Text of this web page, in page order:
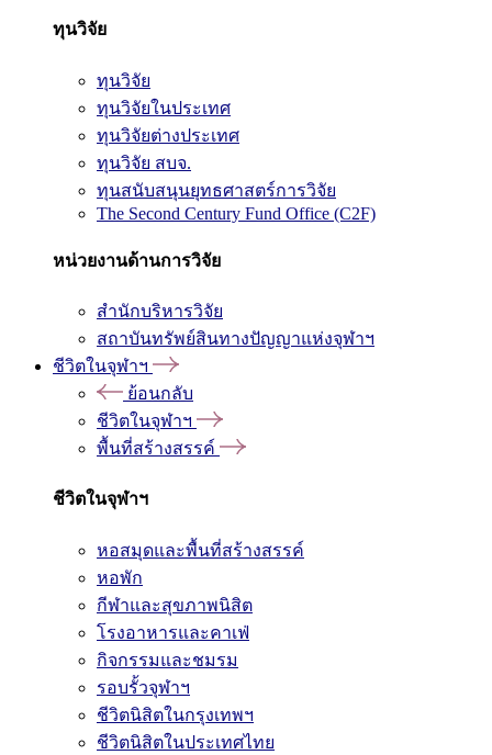
ทุนวิจัย
ทุนวิจัย
ทุนวิจัยในประเทศ
ทุนวิจัยต่างประเทศ
ทุนวิจัย สบจ.
ทุนสนับสนุนยุทธศาสตร์การวิจัย
The Second Century Fund Office (C2F)
หน่วยงานด้านการวิจัย
สำนักบริหารวิจัย
สถาบันทรัพย์สินทางปัญญาแห่งจุฬาฯ
ชีวิตในจุฬาฯ
ย้อนกลับ
ชีวิตในจุฬาฯ
พื้นที่สร้างสรรค์
ชีวิตในจุฬาฯ
หอสมุดและพื้นที่สร้างสรรค์
หอพัก
กีฬาและสุขภาพนิสิต
โรงอาหารและคาเฟ่
กิจกรรมและชมรม
รอบรั้วจุฬาฯ
ชีวิตนิสิตในกรุงเทพฯ
ชีวิตนิสิตในประเทศไทย